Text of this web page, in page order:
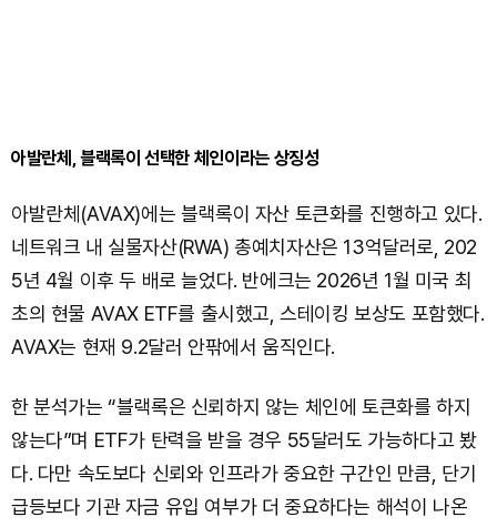
아발란체, 블랙록이 선택한 체인이라는 상징성
아발란체(AVAX)에는 블랙록이 자산 토큰화를 진행하고 있다.
네트워크 내 실물자산(RWA) 총예치자산은 13억달러로, 202
5년 4월 이후 두 배로 늘었다. 반에크는 2026년 1월 미국 최
초의 현물 AVAX ETF를 출시했고, 스테이킹 보상도 포함했다.
AVAX는 현재 9.2달러 안팎에서 움직인다.
한 분석가는 “블랙록은 신뢰하지 않는 체인에 토큰화를 하지
않는다”며 ETF가 탄력을 받을 경우 55달러도 가능하다고 봤
다. 다만 속도보다 신뢰와 인프라가 중요한 구간인 만큼, 단기
급등보다 기관 자금 유입 여부가 더 중요하다는 해석이 나온